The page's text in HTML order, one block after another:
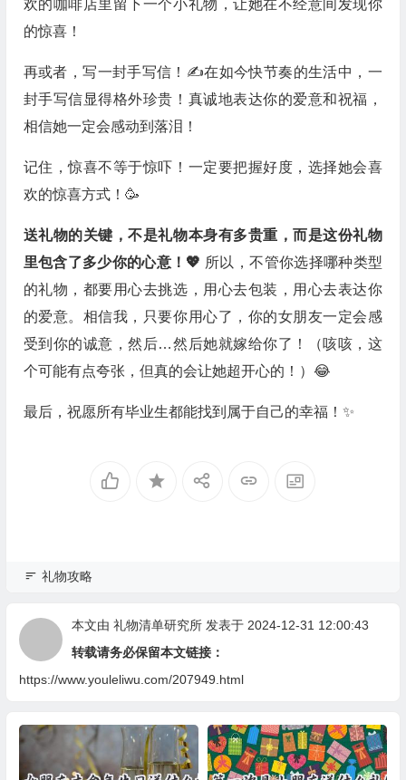
欢的咖啡店里留下一个小礼物，让她在不经意间发现你
的惊喜！
再或者，写一封手写信！✍️在如今快节奏的生活中，一
封手写信显得格外珍贵！真诚地表达你的爱意和祝福，
相信她一定会感动到落泪！
记住，惊喜不等于惊吓！一定要把握好度，选择她会喜
欢的惊喜方式！🥳
送礼物的关键，不是礼物本身有多贵重，而是这份礼物
里包含了多少你的心意！💖 所以，不管你选择哪种类型
的礼物，都要用心去挑选，用心去包装，用心去表达你
的爱意。相信我，只要你用心了，你的女朋友一定会感
受到你的诚意，然后…然后她就嫁给你了！（咳咳，这
个可能有点夸张，但真的会让她超开心的！）😂
最后，祝愿所有毕业生都能找到属于自己的幸福！✨
礼物攻略
本文由 礼物清单研究所发表于 2024-12-31 12:00:43
转载请务必保留本文链接：
https://www.youleliwu.com/207949.html